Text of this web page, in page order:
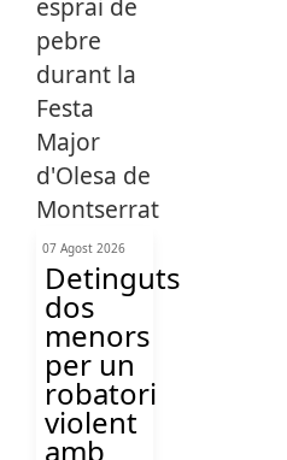
07 Agost 2026
Detinguts
dos
menors
per un
robatori
violent
amb